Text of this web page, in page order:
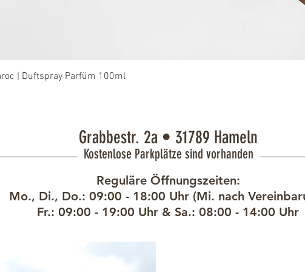
| Duftspray Parfüm 100ml
Grabbestr. 2a • 31789 Hameln
Kostenlose Parkplätze sind vorhanden
Reguläre Öffnungszeiten:
Mo., Di., Do.: 09:00 - 18:00 Uhr (Mi. nach
Fr.: 09:00 - 19:00 Uhr & Sa.: 08:00 - 14:00 Uhr